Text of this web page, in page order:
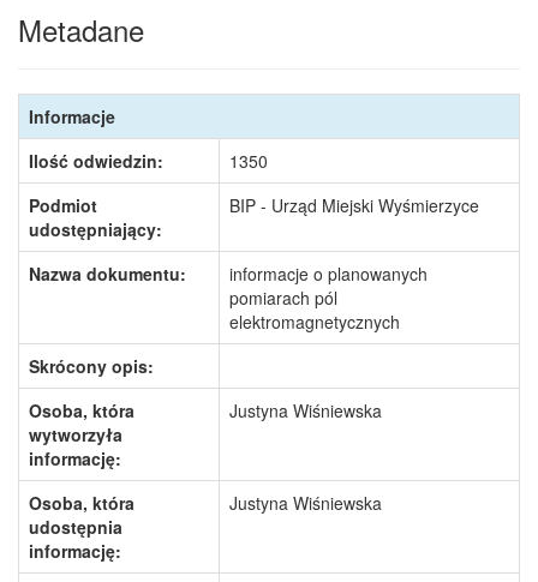
Metadane
Informacje
Ilość odwiedzin:
1350
Podmiot
udostępniający:
BIP - Urząd Miejski Wyśmierzyce
Nazwa dokumentu:
informacje o planowanych
pomiarach pól
elektromagnetycznych
Skrócony opis:
Osoba, która
wytworzyła
informację:
Justyna Wiśniewska
Osoba, która
udostępnia
informację:
Justyna Wiśniewska